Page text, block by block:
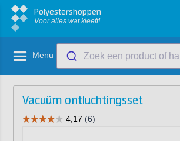
Polyestershoppen
Voor alles wat kleeft!
Menu Zoek een product of
Vacuüm ontluchtingsset